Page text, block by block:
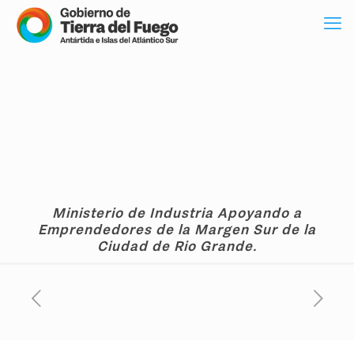
Ministerio de Industria Apoyando a
Emprendedores de la Margen Sur de la
Ciudad de Rio Grande.